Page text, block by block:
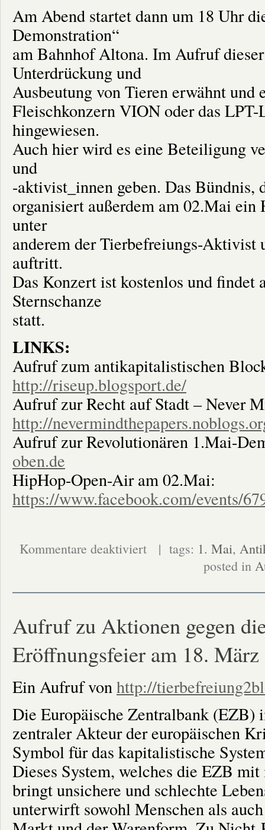
Am Abend startet dann um 18 Uhr
Demonstration“
am Bahnhof Altona. Im Aufruf
Unterdrückung und
Ausbeutung von Tieren erwähnt
Fleischkonzern VION oder das
hingewiesen.
Auch hier wird es eine Beteiligung
und
-aktivist_innen geben. Das Bündnis,
organisiert außerdem am 02.Mai
unter
anderem der Tierbefreiungs-
auftritt.
Das Konzert ist kostenlos und findet
Sternschanze
statt.
LINKS:
Aufruf zum antikapitalistischen
http://riseup.blogsport.de/
Aufruf zur Recht auf Stadt – Never
http://
Aufruf zur Revolutionären 1.Mai-
oben.de
HipHop-Open-Air am 02.Mai:
https://www.facebook.com/events/
Kommentare deaktiviertAufruf
1.
Mai
Hamburg
| tags: 1. Mai,
posted in
Aufruf zu Aktionen gegen
Eröffnungsfeier am 18. März
Ein Aufruf vonhttp://
Die Europäische Zentralbank
zentraler Akteur der europäischen
Symbol für das kapitalistische
Dieses System, welches die EZB
bringt unsichere und schlechte
unterwirft sowohl Menschen als